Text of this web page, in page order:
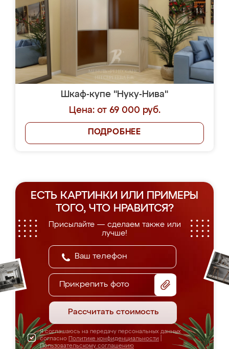
Шкаф-купе "Нуку-Нива"
Цена: от 69 000 руб.
ПОДРОБНЕЕ
ЕСТЬ КАРТИНКИ ИЛИ ПРИМЕРЫ
ТОГО, ЧТО НРАВИТСЯ?
Присылайте — сделаем также или
лучше!
Прикрепить фото
Рассчитать стоимость
Я соглашаюсь на передачу персональных данных
согласно Политике конфиденциальности
Пользовательскому соглашению